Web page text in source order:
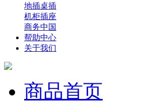
地插桌插
机柜插座
商务中国
帮助中心
关于我们
商品首页